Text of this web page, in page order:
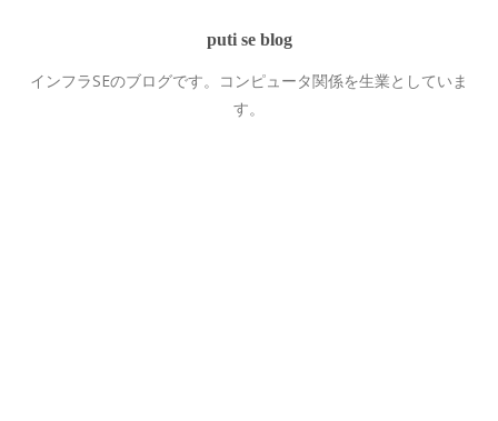
puti se blog
インフラSEのブログです。コンピュータ関係を生業としていま
す。